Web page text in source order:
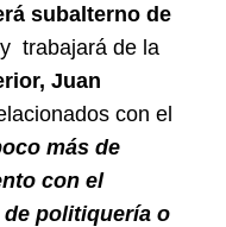
subalterno de
y trabajará de la
Juan
con el
más de
con el
de politiquería o